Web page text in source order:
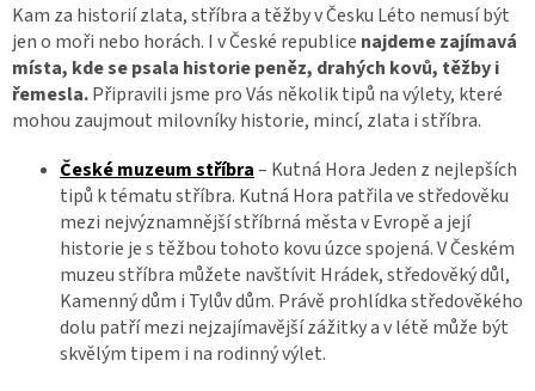
Kam za historií zlata, stříbra a těžby v Česku Léto nemusí být
jen o moři nebo horách. I v České republice najdeme zajímavá
místa, kde se psala historie peněz, drahých kovů, těžby i
řemesla.Připravili jsme pro Vás několik tipů na výlety, které
mohou zaujmout milovníky historie, mincí, zlata i stříbra.
České muzeum stříbra– Kutná Hora Jeden z nejlepších
tipů k tématu stříbra. Kutná Hora patřila ve středověku
mezi nejvýznamnější stříbrná města v Evropě a její
historie je s těžbou tohoto kovu úzce spojená. V Českém
muzeu stříbra můžete navštívit Hrádek, středověký důl,
Kamenný dům i Tylův dům. Právě prohlídka středověkého
dolu patří mezi nejzajímavější zážitky a v létě může být
skvělým tipem i na rodinný výlet.